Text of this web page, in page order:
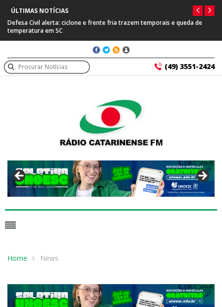
ÚLTIMAS NOTÍCIAS
Defesa Civil alerta: ciclone e frente fria trazem temporais e queda de
temperatura em SC
(49) 3551-2424
Home News